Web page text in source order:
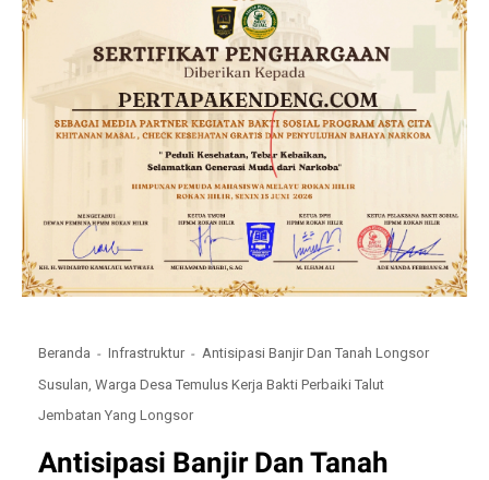
Beranda Infrastruktur
Antisipasi Banjir Dan Tanah Longsor
Susulan, Warga Desa Temulus Kerja Bakti Perbaiki Talut
Jembatan Yang Longsor
Antisipasi Banjir Dan Tanah